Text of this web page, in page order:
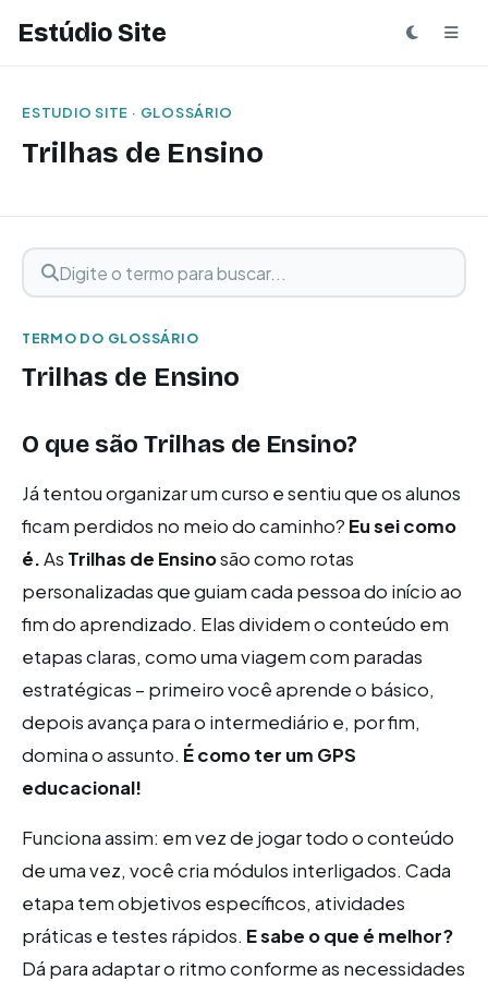
Estúdio Site
ESTUDIO SITE · GLOSSÁRIO
Trilhas de Ensino
Buscar termo
Digite o termo para buscar
TERMO DO GLOSSÁRIO
Trilhas de Ensino
O que são Trilhas de Ensino?
Já tentou organizar um curso e sentiu que os alunos
ficam perdidos no meio do caminho? Eu sei como
é.As Trilhas de Ensinosão como rotas
personalizadas que guiam cada pessoa do início ao
fim do aprendizado. Elas dividem o conteúdo em
etapas claras, como uma viagem com paradas
estratégicas – primeiro você aprende o básico,
depois avança para o intermediário e, por fim,
domina o assunto. É como ter um GPS
educacional!
Funciona assim: em vez de jogar todo o conteúdo
de uma vez, você cria módulos interligados. Cada
etapa tem objetivos específicos, atividades
práticas e testes rápidos. E sabe o que é melhor?
Dá para adaptar o ritmo conforme as necessidades